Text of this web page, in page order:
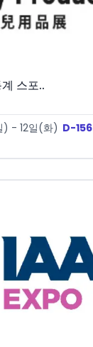
스포..
) - 12일(화) D-156